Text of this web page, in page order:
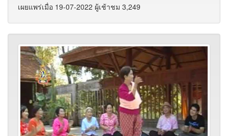
เผยแพร่เมื่อ 19-07-2022 ผู้เช้าชม 3,249